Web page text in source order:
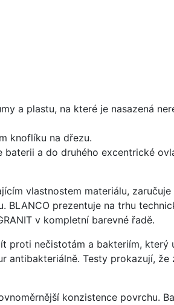
a plastu, na které je nasazená
knoflíku na dřezu.
baterii a do druhého excentrické
vlastnostem materiálu, zaručuje
prezentuje na trhu
v kompletní barevné řadě.
proti nečistotám a bakteriím, který
antibakteriálně. Testy prokazují,
konzistence povrchu.